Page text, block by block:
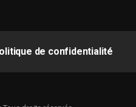
de confidentialité